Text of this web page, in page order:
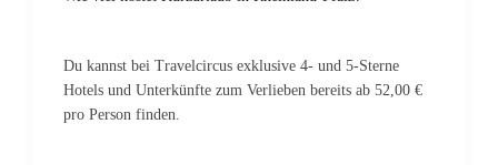
Du kannst bei Travelcircus exklusive 4- und 5-Sterne
Hotels und Unterkünfte zum Verlieben bereits ab 52,00 €
pro Person finden.